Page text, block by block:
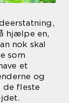
hjælpe en,
nok skal
som
et
og
de fleste